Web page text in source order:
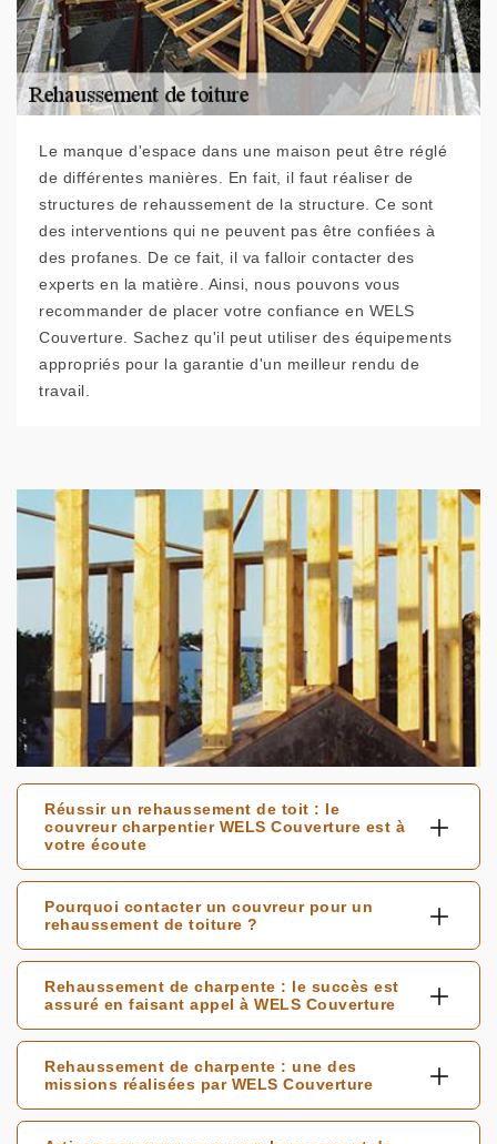
Le manque d'espace dans une maison peut être réglé
de différentes manières. En fait, il faut réaliser de
structures de rehaussement de la structure. Ce sont
des interventions qui ne peuvent pas être confiées à
des profanes. De ce fait, il va falloir contacter des
experts en la matière. Ainsi, nous pouvons vous
recommander de placer votre confiance en WELS
Couverture. Sachez qu'il peut utiliser des équipements
appropriés pour la garantie d'un meilleur rendu de
travail.
Réussir un rehaussement de toit : le
couvreur charpentier WELS Couverture est à
votre écoute
Pourquoi contacter un couvreur pour un
rehaussement de toiture ?
Rehaussement de charpente : le succès est
assuré en faisant appel à WELS Couverture
Rehaussement de charpente : une des
missions réalisées par WELS Couverture